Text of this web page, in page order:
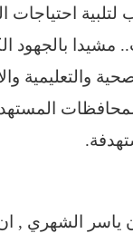
احتياجات
بالجهود
ياسر الشهري ,